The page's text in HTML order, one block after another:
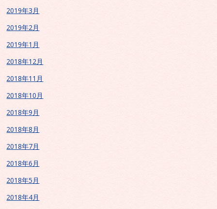
2019年3月
2019年2月
2019年1月
2018年12月
2018年11月
2018年10月
2018年9月
2018年8月
2018年7月
2018年6月
2018年5月
2018年4月